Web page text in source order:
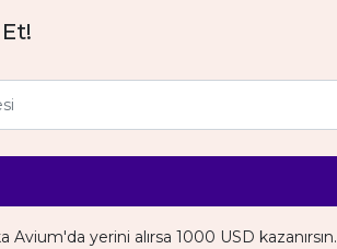
yerini alırsa 1000 USD kazanırsın.